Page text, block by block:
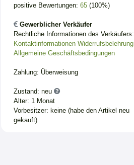
positive Bewertungen: 65(100%)
Gewerblicher Verkäufer
Rechtliche Informationen des Verkäufers:
Kontaktinformationen Widerrufsbelehrung
Allgemeine Geschäftsbedingungen
Zahlung: Überweisung
Zustand: neu
Alter: 1 Monat
Vorbesitzer: keine (habe den Artikel neu
gekauft)